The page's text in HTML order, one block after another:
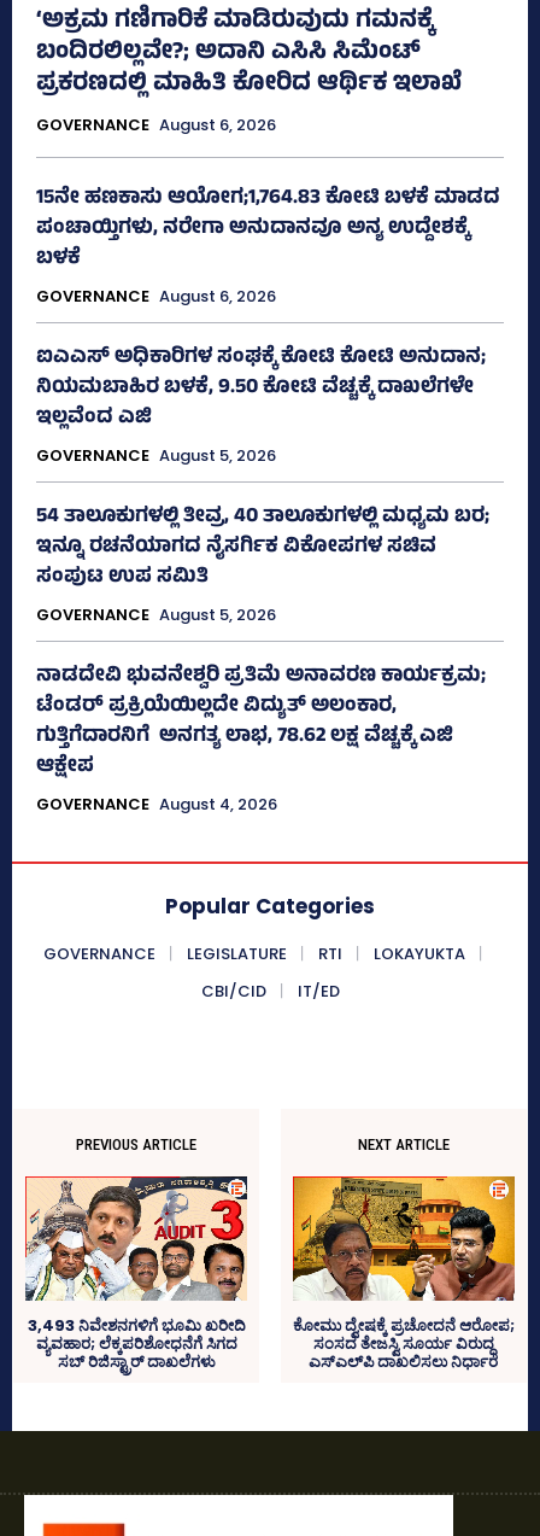
‘ಅಕ್ರಮ ಗಣಿಗಾರಿಕೆ ಮಾಡಿರುವುದು ಗಮನಕ್ಕೆ
ಬಂದಿರಲಿಲ್ಲವೇ?; ಅದಾನಿ ಎಸಿಸಿ ಸಿಮೆಂಟ್
ಪ್ರಕರಣದಲ್ಲಿ ಮಾಹಿತಿ ಕೋರಿದ ಆರ್ಥಿಕ ಇಲಾಖೆ
GOVERNANCE August 6, 2026
15ನೇ ಹಣಕಾಸು ಆಯೋಗ;1,764.83 ಕೋಟಿ ಬಳಕೆ ಮಾಡದ
ಪಂಚಾಯ್ತಿಗಳು, ನರೇಗಾ ಅನುದಾನವೂ ಅನ್ಯ ಉದ್ದೇಶಕ್ಕೆ
ಬಳಕೆ
GOVERNANCE August 6, 2026
ಐಎಎಸ್‌ ಅಧಿಕಾರಿಗಳ ಸಂಘಕ್ಕೆ ಕೋಟಿ ಕೋಟಿ ಅನುದಾನ;
ನಿಯಮಬಾಹಿರ ಬಳಕೆ, 9.50 ಕೋಟಿ ವೆಚ್ಚಕ್ಕೆ ದಾಖಲೆಗಳೇ
ಇಲ್ಲವೆಂದ ಎಜಿ
GOVERNANCE August 5, 2026
54 ತಾಲೂಕುಗಳಲ್ಲಿ ತೀವ್ರ, 40 ತಾಲೂಕುಗಳಲ್ಲಿ ಮಧ್ಯಮ ಬರ;
ಇನ್ನೂ ರಚನೆಯಾಗದ ನೈಸರ್ಗಿಕ ವಿಕೋಪಗಳ ಸಚಿವ
ಸಂಪುಟ ಉಪ ಸಮಿತಿ
GOVERNANCE August 5, 2026
ನಾಡದೇವಿ ಭುವನೇಶ್ವರಿ ಪ್ರತಿಮೆ ಅನಾವರಣ ಕಾರ್ಯಕ್ರಮ;
ಟೆಂಡರ್ ಪ್ರಕ್ರಿಯೆಯಿಲ್ಲದೇ ವಿದ್ಯುತ್‌ ಅಲಂಕಾರ,
ಗುತ್ತಿಗೆದಾರನಿಗೆ ಅನಗತ್ಯ ಲಾಭ, 78.62 ಲಕ್ಷ ವೆಚ್ಚಕ್ಕೆ ಎಜಿ
ಆಕ್ಷೇಪ
GOVERNANCE August 4, 2026
Popular Categories
GOVERNANCE LEGISLATURE RTI
LOKAYUKTA
CBI/CID
IT/ED
PREVIOUS ARTICLE
3,493 ನಿವೇಶನಗಳಿಗೆ ಭೂಮಿ ಖರೀದಿ
ವ್ಯವಹಾರ; ಲೆಕ್ಕಪರಿಶೋಧನೆಗೆ ಸಿಗದ
ಸಬ್‌ ರಿಜಿಸ್ಟ್ರಾರ್‌ ದಾಖಲೆಗಳು
NEXT ARTICLE
ಕೋಮು ದ್ವೇಷಕ್ಕೆ ಪ್ರಚೋದನೆ ಆರೋಪ;
ಸಂಸದ ತೇಜಸ್ವಿ ಸೂರ್ಯ ವಿರುದ್ಧ
ಎಸ್‌ಎಲ್‌ಪಿ ದಾಖಲಿಸಲು ನಿರ್ಧಾರ